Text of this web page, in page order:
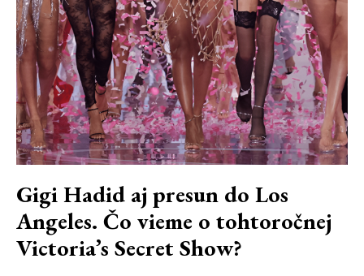
Gigi Hadid aj presun do Los
Angeles. Čo vieme o tohtoročnej
Victoria’s Secret Show?